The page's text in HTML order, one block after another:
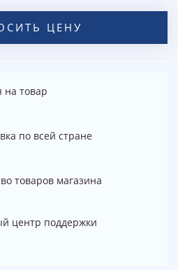
ЦЕНУ
на товар
по всей стране
товаров магазина
центр поддержки